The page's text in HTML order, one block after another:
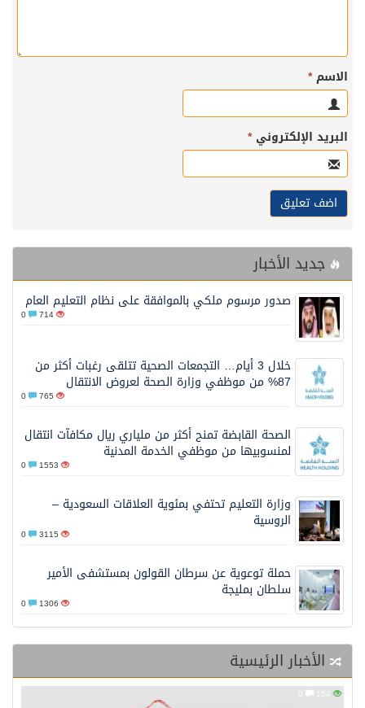
الاسم*
البريد الإلكتروني*
جديد الأخبار
صدور مرسوم ملكي بالموافقة على نظام التعليم العام
714
خلال 3 أيام… التجمعات الصحية تتلقى رغبات أكثر من
87% من موظفي وزارة الصحة لعروض الانتقال
765
الصحة القابضة تمنح أكثر من ملياري ريال مكافآت انتقال
لمنسوبيها من موظفي الخدمة المدنية
1553
وزارة التعليم تحتفي بمئوية العلاقات السعودية –
الروسية
3115
حملة توعوية عن سرطان القولون بمستشفى الأمير
سلطان بمليجة
1306
الأخبار الرئيسية